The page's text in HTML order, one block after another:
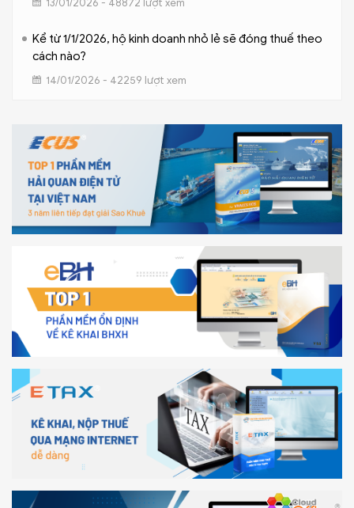
Kể từ 1/1/2026, hộ kinh doanh nhỏ lẻ sẽ đóng thuế theo
cách nào?
14/01/2026 - 42259 lượt xem